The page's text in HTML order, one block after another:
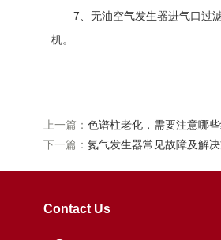
7、无油空气发生器进气口过滤
机。
上一篇： 色谱柱老化，需要注意哪些
下一篇： 氮气发生器常见故障及解
Contact Us